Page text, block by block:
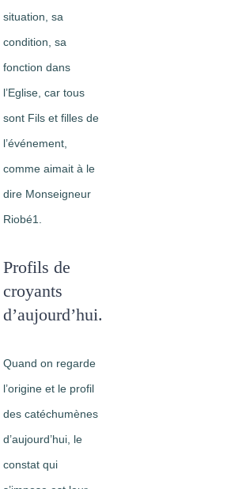
situation, sa
condition, sa
fonction dans
l’Eglise, car tous
sont Fils et filles de
l’événement,
comme aimait à le
dire Monseigneur
Riobé1.
Profils de
croyants
d’aujourd’hui.
Quand on regarde
l’origine et le profil
des catéchumènes
d’aujourd’hui, le
constat qui